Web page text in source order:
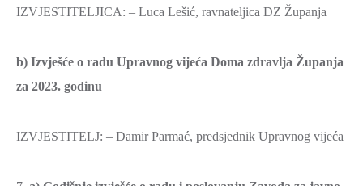
IZVJESTITELJICA: – Luca Lešić, ravnateljica DZ Županja
b) Izvješće o radu Upravnog vijeća Doma zdravlja Županja
za 2023. godinu
IZVJESTITELJ: – Damir Parmać, predsjednik Upravnog vijeća